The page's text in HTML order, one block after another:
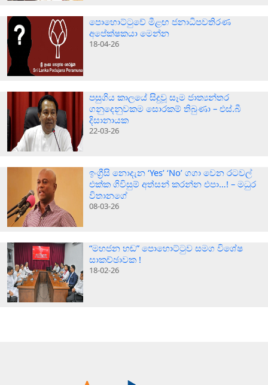
පොහොට්ටුවේ මීළඟ ජනාධිපවතිරණ
අපේක්ෂකයා මෙන්න
18-04-26
පසුගිය කාලයේ සිදුවූ සෑම ජාත්‍යන්තර
ගනුදෙනුවකම සොරකම් තිබුණා – එස්.බී
දිසානායක
22-03-26
ඉංග්‍රීසි නොදැන ‘Yes’ ‘No’ ගගා වෙන රටවල්
එක්ක ගිවිසුම් අත්සන් කරන්න එපා…! – මධුර
විතානගේ
08-03-26
“මහජන හඬ” පොහොට්ටුව සමග විශේෂ
සාකච්ඡාවක !
18-02-26